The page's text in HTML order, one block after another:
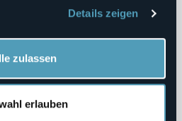
Details zeigen
zulassen
erlauben
del Territorio
Accreditate